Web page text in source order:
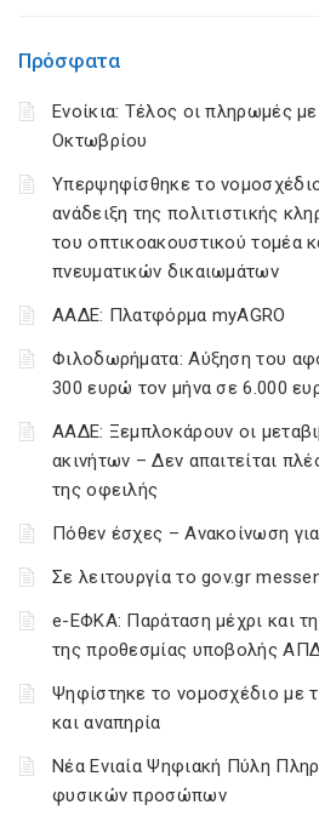
Πρόσφατα
Ενοίκια: Τέλος οι πληρωμές
Οκτωβρίου
Υπερψηφίσθηκε το νομοσχέδιο
ανάδειξη της πολιτιστικής
του οπτικοακουστικού τομέα
πνευματικών δικαιωμάτων
ΑΑΔΕ: Πλατφόρμα myAGRO
Φιλοδωρήματα: Αύξηση του
300 ευρώ τον μήνα σε 6.000
ΑΑΔΕ: Ξεμπλοκάρουν οι
ακινήτων – Δεν απαιτείται
της οφειλής
Πόθεν έσχες – Ανακοίνωση
Σε λειτουργία το gov.gr
e-ΕΦΚΑ: Παράταση μέχρι και
της προθεσμίας υποβολής
Ψηφίστηκε το νομοσχέδιο με
και αναπηρία
Νέα Ενιαία Ψηφιακή Πύλη
φυσικών προσώπων